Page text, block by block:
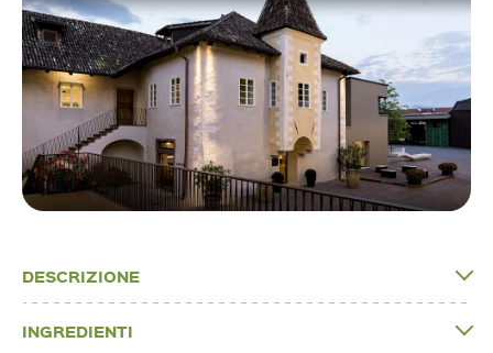
DESCRIZIONE
INGREDIENTI